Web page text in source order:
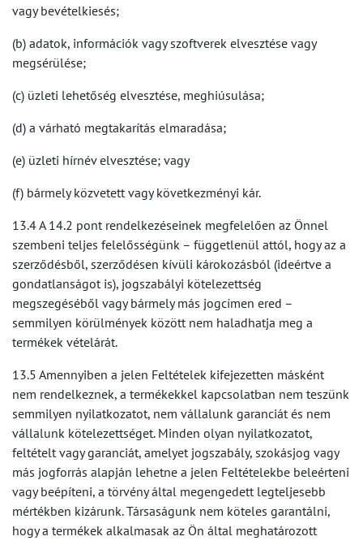
vagy bevételkiesés;
(b) adatok, információk vagy szoftverek elvesztése vagy
megsérülése;
(c) üzleti lehetőség elvesztése, meghiúsulása;
(d) a várható megtakarítás elmaradása;
(e) üzleti hírnév elvesztése; vagy
(f) bármely közvetett vagy következményi kár.
13.4 A 14.2 pont rendelkezéseinek megfelelően az Önnel
szembeni teljes felelősségünk – függetlenül attól, hogy az a
szerződésből, szerződésen kívüli károkozásból (ideértve a
gondatlanságot is), jogszabályi kötelezettség
megszegéséből vagy bármely más jogcímen ered –
semmilyen körülmények között nem haladhatja meg a
termékek vételárát.
13.5 Amennyiben a jelen Feltételek kifejezetten másként
nem rendelkeznek, a termékekkel kapcsolatban nem teszünk
semmilyen nyilatkozatot, nem vállalunk garanciát és nem
vállalunk kötelezettséget. Minden olyan nyilatkozatot,
feltételt vagy garanciát, amelyet jogszabály, szokásjog vagy
más jogforrás alapján lehetne a jelen Feltételekbe beleérteni
vagy beépíteni, a törvény által megengedett legteljesebb
mértékben kizárunk. Társaságunk nem köteles garantálni,
hogy a termékek alkalmasak az Ön által meghatározott